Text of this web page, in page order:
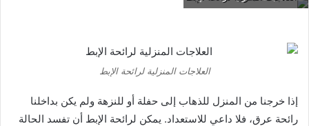
العلاجات المنزلية لرائحة الإبط
إذا خرجنا من المنزل للذهاب إلى حفلة أو للنزهة ولم يكن بداخلنا
رائحة عرق، فلا داعي للاستعداد. يمكن لرائحة الإبط أن تفسد الحالة